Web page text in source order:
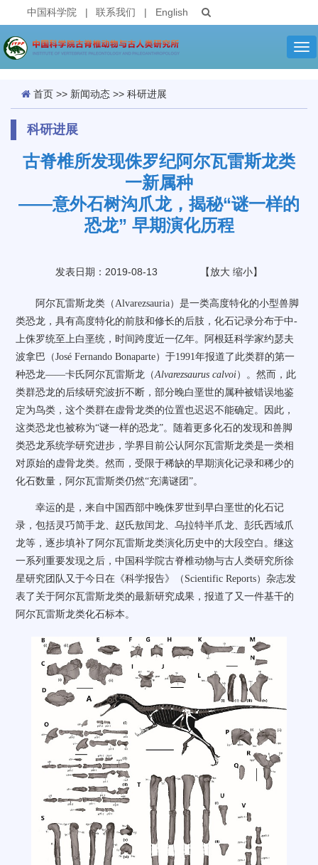
中国科学院 | 联系我们 | English
首页 >> 新闻动态 >> 科研进展
科研进展
古脊椎所发现侏罗纪阿尔瓦雷斯龙类
一新属种
——意外石树沟爪龙，揭秘“谜一样的
恐龙” 早期演化历程
发表日期：2019-08-13 【放大 缩小】
阿尔瓦雷斯龙类（Alvarezsauria）是一类高度特化的小型兽脚
类恐龙，具有高度特化的前肢和修长的后肢，化石记录分布于中-
上侏罗统至上白垩统，时间跨度近一亿年。阿根廷科学家约瑟夫
波拿巴（José Fernando Bonaparte）于1991年报道了此类群的第一
种恐龙——卡氏阿尔瓦雷斯龙（Alvarezsaurus calvoi）。然而，此
类群恐龙的后续研究波折不断，部分晚白垩世的属种被错误地鉴
定为鸟类，这个类群在虚骨龙类的位置也迟迟不能确定。因此，
这类恐龙也被称为“谜一样的恐龙”。随着更多化石的发现和兽脚
类恐龙系统学研究进步，学界目前公认阿尔瓦雷斯龙类是一类相
对原始的虚骨龙类。然而，受限于稀缺的早期演化记录和稀少的
化石数量，阿尔瓦雷斯类仍然“充满谜团”。
幸运的是，来自中国西部中晚侏罗世到早白垩世的化石记
录，包括灵巧简手龙、赵氏敖闰龙、乌拉特半爪龙、彭氏西域爪
龙等，逐步填补了阿尔瓦雷斯龙类演化历史中的大段空白。继这
一系列重要发现之后，中国科学院古脊椎动物与古人类研究所徐
星研究团队又于今日在《科学报告》（ Scientific Reports）杂志发
表了关于阿尔瓦雷斯龙类的最新研究成果，报道了又一件基干的
阿尔瓦雷斯龙类化石标本。